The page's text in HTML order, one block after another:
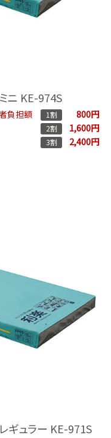
ニ KE-974S
負担額 1割 800円
2割 1,600円
3割 2,400円
ギュラー KE-971S